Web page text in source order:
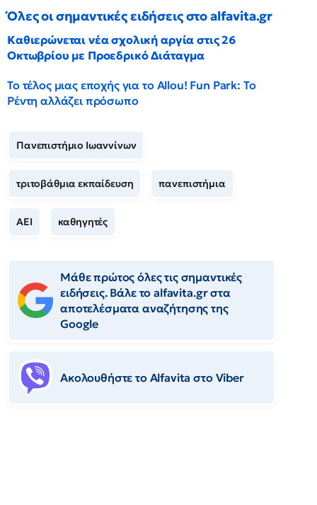
Όλες οι σημαντικές ειδήσεις στο alfavita.gr
Καθιερώνεται νέα σχολική αργία στις 26
Οκτωβρίου με Προεδρικό Διάταγμα
Το τέλος μιας εποχής για το Allou! Fun Park: Το
Ρέντη αλλάζει πρόσωπο
Πανεπιστήμιο Ιωαννίνων
τριτοβάθμια εκπαίδευση πανεπιστήμια
ΑΕΙ καθηγητές
Μάθε πρώτος όλες τις σημαντικές
ειδήσεις. Βάλε το alfavita.gr στα
αποτελέσματα αναζήτησης της
Google
Ακολουθήστε το Αlfavita στο Viber